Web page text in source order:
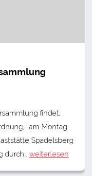
findet,
am Montag,
Spadelsberg
durch… weiterlesen